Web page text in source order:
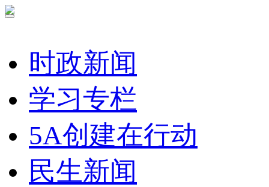
时政新闻
学习专栏
5A创建在行动
民生新闻